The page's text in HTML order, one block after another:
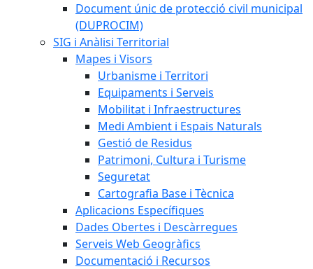
Document únic de protecció civil municipal
(DUPROCIM)
SIG i Anàlisi Territorial
Mapes i Visors
Urbanisme i Territori
Equipaments i Serveis
Mobilitat i Infraestructures
Medi Ambient i Espais Naturals
Gestió de Residus
Patrimoni, Cultura i Turisme
Seguretat
Cartografia Base i Tècnica
Aplicacions Específiques
Dades Obertes i Descàrregues
Serveis Web Geogràfics
Documentació i Recursos